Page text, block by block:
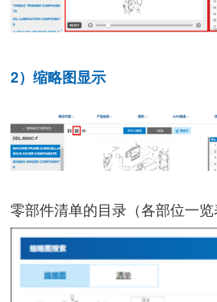
2）缩略图显示
零部件清单的目录（各部位一览